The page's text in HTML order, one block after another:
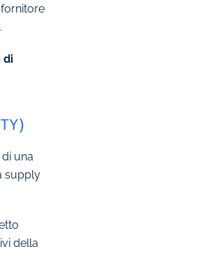
di
una
supply
della